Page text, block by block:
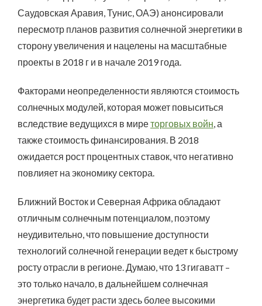
Саудовская Аравия, Тунис, ОАЭ) анонсировали
пересмотр планов развития солнечной энергетики в
сторону увеличения и нацелены на масштабные
проекты в 2018 г и в начале 2019 года.
Факторами неопределенности являются стоимость
солнечных модулей, которая может повыситься
вследствие ведущихся в миреторговых войн, а
также стоимость финансирования. В 2018
ожидается рост процентных ставок, что негативно
повлияет на экономику сектора.
Ближний Восток и Северная Африка обладают
отличным солнечным потенциалом, поэтому
неудивительно, что повышение доступности
технологий солнечной генерации ведет к быстрому
росту отрасли в регионе. Думаю, что 13 гигаватт –
это только начало, в дальнейшем солнечная
энергетика будет расти здесь более высокими